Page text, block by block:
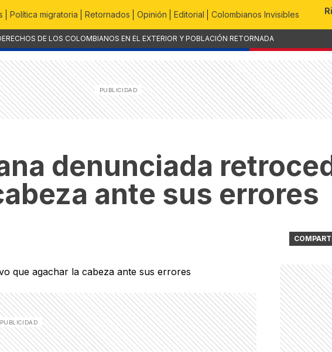
Política migratoria Retornados Opinión Editorial Colombianos Invisibles
DE LOS COLOMBIANOS EN EL EXTERIOR Y POBLACIÓN RETORNADA
denunciada
ante sus errores